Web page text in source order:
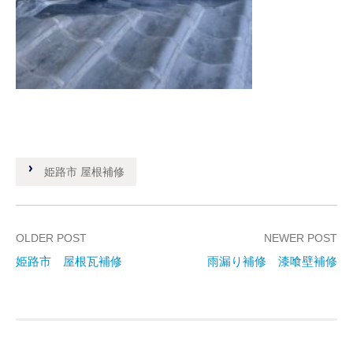
姫路市 屋根補修
OLDER POST
姫路市 屋根瓦補修
NEWER POST
雨漏り補修 漆喰壁補修